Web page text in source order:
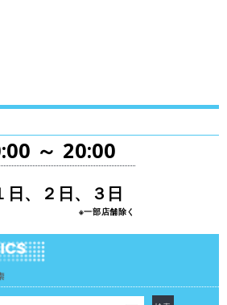
～ 20:00
日、２日、３日
※一部店舗除く